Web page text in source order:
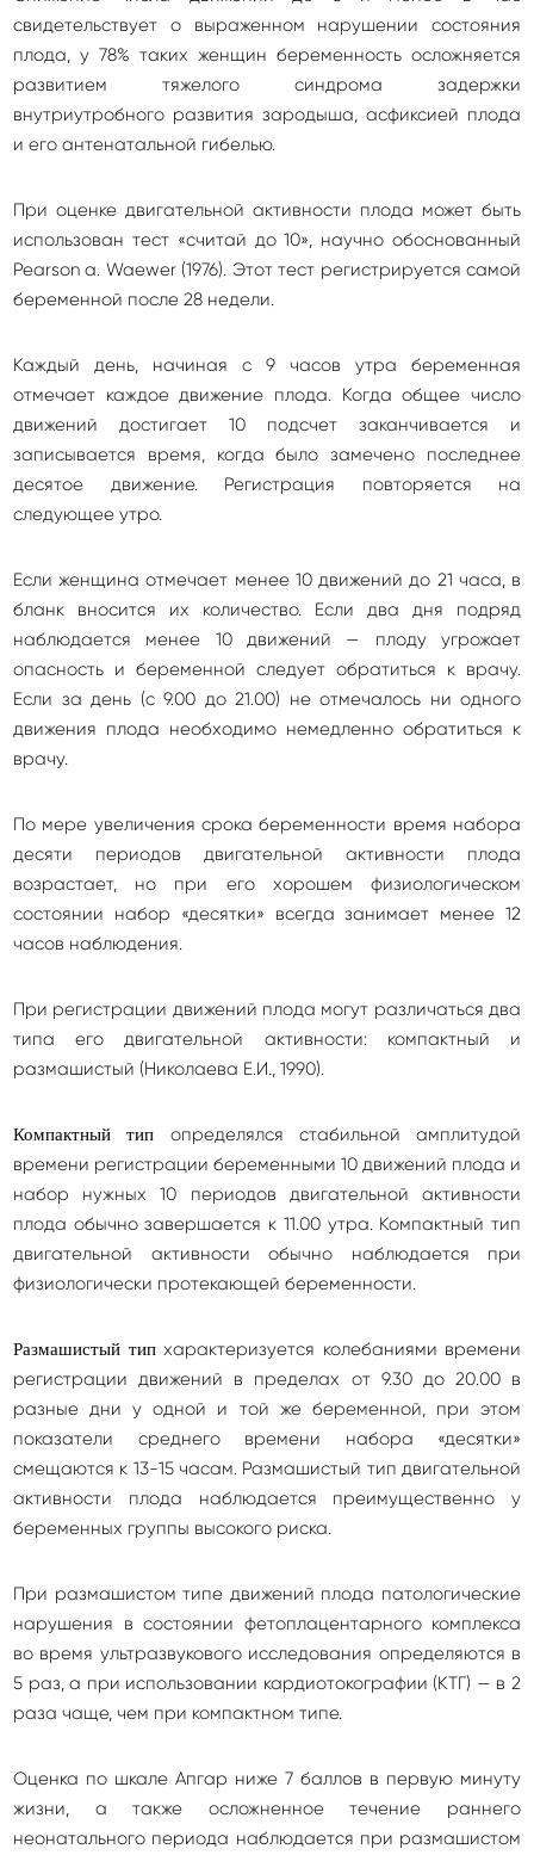
свидетельствует о выраженном нарушении состояния
плода, у 78% таких женщин беременность осложняется
развитием тяжелого синдрома задержки
внутриутробного развития зародыша, асфиксией плода
и его антенатальной гибелью.
При оценке двигательной активности плода может быть
использован тест «считай до 10», научно обоснованный
Pearson a. Waewer (1976). Этот тест регистрируется самой
беременной после 28 недели.
Каждый день, начиная с 9 часов утра беременная
отмечает каждое движение плода. Когда общее число
движений достигает 10 подсчет заканчивается и
записывается время, когда было замечено последнее
десятое движение. Регистрация повторяется на
следующее утро.
Если женщина отмечает менее 10 движений до 21 часа, в
бланк вносится их количество. Если два дня подряд
наблюдается менее 10 движений — плоду угрожает
опасность и беременной следует обратиться к врачу.
Если за день (с 9.00 до 21.00) не отмечалось ни одного
движения плода необходимо немедленно обратиться к
врачу.
По мере увеличения срока беременности время набора
десяти периодов двигательной активности плода
возрастает, но при его хорошем физиологическом
состоянии набор «десятки» всегда занимает менее 12
часов наблюдения.
При регистрации движений плода могут различаться два
типа его двигательной активности: компактный и
размашистый (Николаева Е.И., 1990).
Компактный тип определялся стабильной амплитудой
времени регистрации беременными 10 движений плода и
набор нужных 10 периодов двигательной активности
плода обычно завершается к 11.00 утра. Компактный тип
двигательной активности обычно наблюдается при
физиологически протекающей беременности.
Размашистый типхарактеризуется колебаниями времени
регистрации движений в пределах от 9.30 до 20.00 в
разные дни у одной и той же беременной, при этом
показатели среднего времени набора «десятки»
смещаются к 13-15 часам. Размашистый тип двигательной
активности плода наблюдается преимущественно у
беременных группы высокого риска.
При размашистом типе движений плода патологические
нарушения в состоянии фетоплацентарного комплекса
во время ультразвукового исследования определяются в
5 раз, а при использовании кардиотокографии (КТГ) — в 2
раза чаще, чем при компактном типе.
Оценка по шкале Апгар ниже 7 баллов в первую минуту
жизни, а также осложненное течение раннего
неонатального периода наблюдается при размашистом